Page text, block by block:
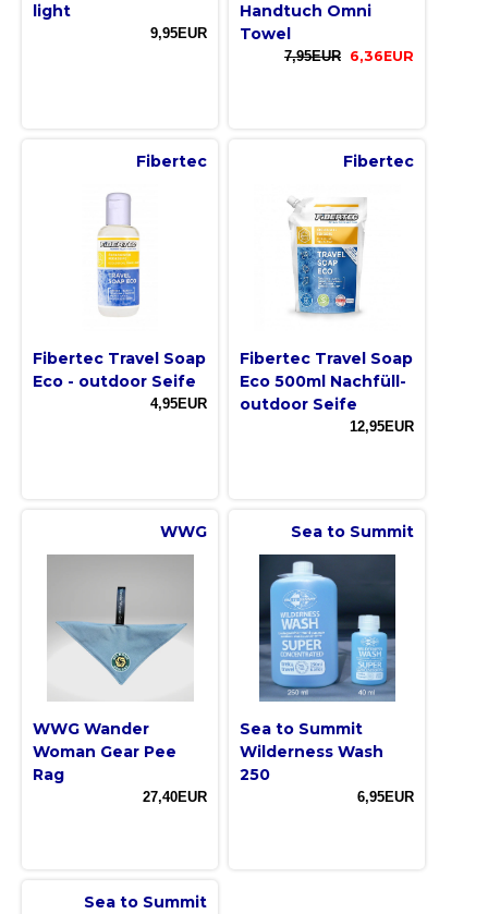
light
9,95EUR
Handtuch Omni
Towel
7,95EUR 6,36EUR
Fibertec
Fibertec Travel Soap
Eco - outdoor Seife
4,95EUR
Fibertec
Fibertec Travel Soap
Eco 500ml Nachfüll-
outdoor Seife
12,95EUR
WWG
WWG Wander
Woman Gear Pee
Rag
27,40EUR
Sea to Summit
Sea to Summit
Wilderness Wash
250
6,95EUR
Sea to Summit